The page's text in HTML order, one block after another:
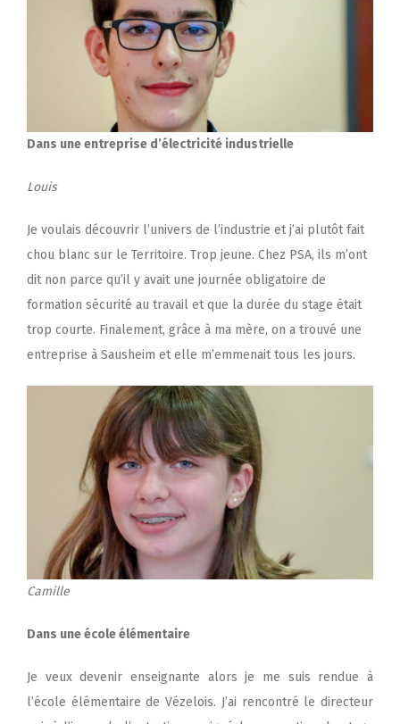
Dans une entreprise d’électricité industrielle
Louis
Je voulais découvrir l’univers de l’industrie et j’ai plutôt fait
chou blanc sur le Territoire. Trop jeune. Chez PSA, ils m’ont
dit non parce qu’il y avait une journée obligatoire de
formation sécurité au travail et que la durée du stage était
trop courte. Finalement, grâce à ma mère, on a trouvé une
entreprise à Sausheim et elle m’emmenait tous les jours.
Camille
Dans une école élémentaire
Je veux devenir enseignante alors je me suis rendue à
l’école élémentaire de Vézelois. J’ai rencontré le directeur